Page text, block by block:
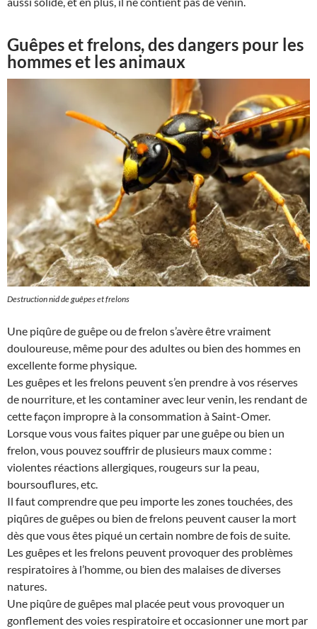
Guêpes et frelons, des dangers pour les
hommes et les animaux
Destruction nid de guêpes et frelons
Une piqûre de guêpe ou de frelon s’avère être vraiment
douloureuse, même pour des adultes ou bien des hommes en
excellente forme physique.
Les guêpes et les frelons peuvent s’en prendre à vos réserves
de nourriture, et les contaminer avec leur venin, les rendant de
cette façon impropre à la consommation à Saint-Omer.
Lorsque vous vous faites piquer par une guêpe ou bien un
frelon, vous pouvez souffrir de plusieurs maux comme :
violentes réactions allergiques, rougeurs sur la peau,
boursouflures, etc.
Il faut comprendre que peu importe les zones touchées, des
piqûres de guêpes ou bien de frelons peuvent causer la mort
dès que vous êtes piqué un certain nombre de fois de suite.
Les guêpes et les frelons peuvent provoquer des problèmes
respiratoires à l’homme, ou bien des malaises de diverses
natures.
Une piqûre de guêpes mal placée peut vous provoquer un
gonflement des voies respiratoire et occasionner une mort par